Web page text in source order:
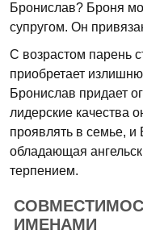
Бронислав? Броня
супругом. Он
С возрастом парень
приобретает
Бронислав придает
лидерские качества
проявлять в семье, и
обладающая
терпением.
ИМЕНАМИ